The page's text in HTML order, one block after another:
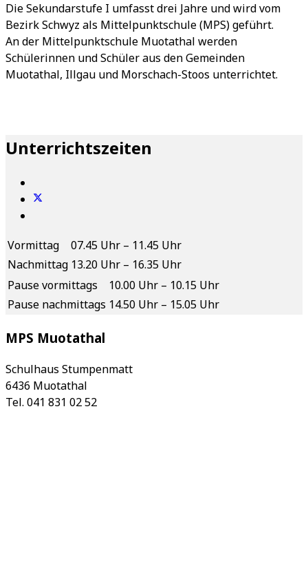
Die Sekundarstufe I umfasst drei Jahre und wird vom
Bezirk Schwyz als Mittelpunktschule (MPS) geführt.
An der Mittelpunktschule Muotathal werden
Schülerinnen und Schüler aus den Gemeinden
Muotathal, Illgau und Morschach-Stoos unterrichtet.
Unterrichtszeiten
Vormittag
07.45 Uhr – 11.45 Uhr
Nachmittag 13.20 Uhr – 16.35 Uhr
Pause vormittags
10.00 Uhr – 10.15 Uhr
Pause nachmittags 14.50 Uhr – 15.05 Uhr
MPS Muotathal
Schulhaus Stumpenmatt
6436 Muotathal
Tel. 041 831 02 52